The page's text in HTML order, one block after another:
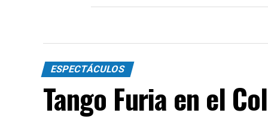
ESPECTÁCULOS
Tango Furia en el